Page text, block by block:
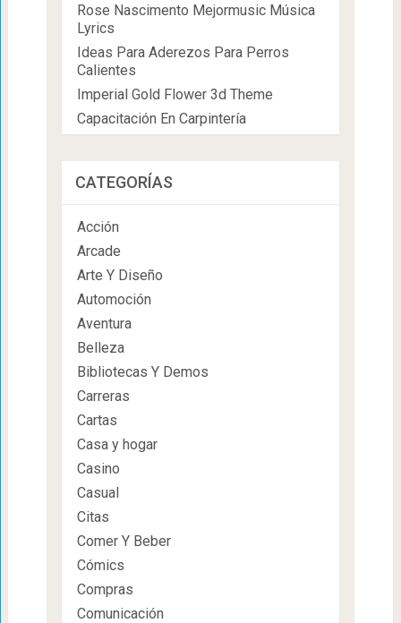
Rose Nascimento Mejormusic Música
Lyrics
Ideas Para Aderezos Para Perros
Calientes
Imperial Gold Flower 3d Theme
Capacitación En Carpintería
CATEGORÍAS
Acción
Arcade
Arte Y Diseño
Automoción
Aventura
Belleza
Bibliotecas Y Demos
Carreras
Cartas
Casa y hogar
Casino
Casual
Citas
Comer Y Beber
Cómics
Compras
Comunicación